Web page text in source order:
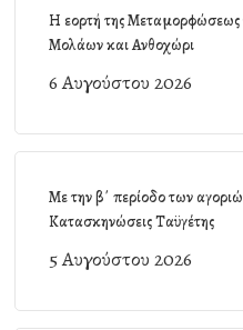
Η εορτή της
Μολάων και Ανθοχώρι
6 Αυγούστου 2026
Με την β΄ περίοδο των
Κατασκηνώσεις Ταϋγέτης
5 Αυγούστου 2026